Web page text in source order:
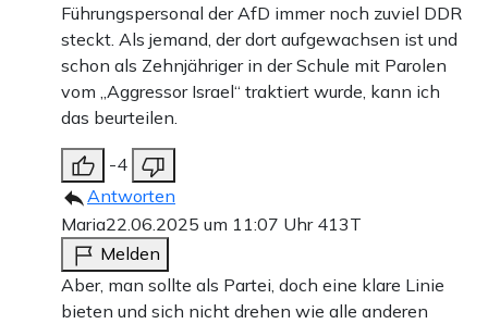
Führungspersonal der AfD immer noch zuviel DDR
steckt. Als jemand, der dort aufgewachsen ist und
schon als Zehnjähriger in der Schule mit Parolen
vom „Aggressor Israel“ traktiert wurde, kann ich
das beurteilen.
-4
Antworten
Maria22.06.2025 um 11:07 Uhr 413T
Melden
Aber, man sollte als Partei, doch eine klare Linie
bieten und sich nicht drehen wie alle anderen